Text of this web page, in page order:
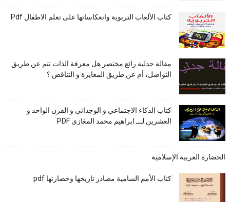
كتاب الألعاب التربوية وانعكاساتها على تعلم الاطفال Pdf
مقالة جدلية رائع مختصر هل معرفة الذات تتم عن طريق
التواصل، أم عن طريق المغايرة و التناقض ؟
كتاب الذكاء الاجتماعي و الوجداني و القرن الواحد و
العشرين لـــ ابراهيم محمد المغازى PDF
الحضارة العربية الإسلامية
كتاب الأمم السامية مصادر تاريخها وحضارتها pdf